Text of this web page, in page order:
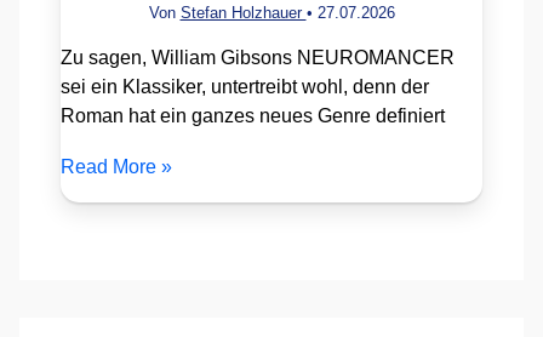
Von Stefan Holzhauer • 27.07.2026
Zu sagen, William Gibsons NEUROMANCER
sei ein Klassiker, untertreibt wohl, denn der
Roman hat ein ganzes neues Genre definiert
Read More »